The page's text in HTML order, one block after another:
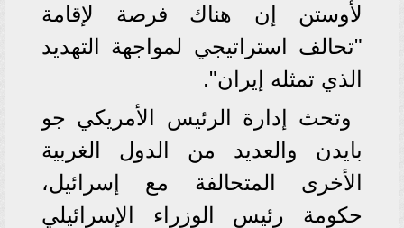
لأوستن إن هناك فرصة لإقامة
"تحالف استراتيجي لمواجهة التهديد
الذي تمثله إيران".
وتحث إدارة الرئيس الأمريكي جو
بايدن والعديد من الدول الغربية
الأخرى المتحالفة مع إسرائيل،
حكومة رئيس الوزراء الإسرائيلي